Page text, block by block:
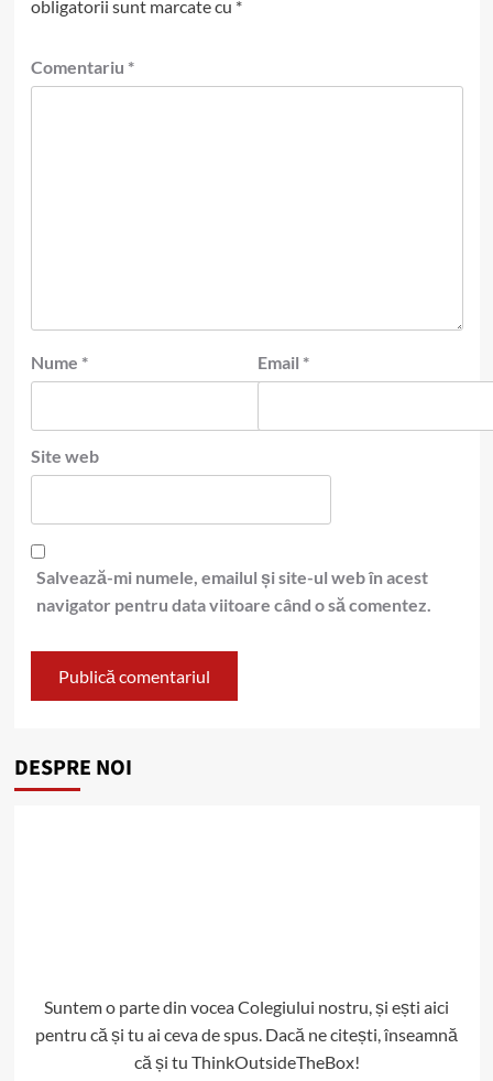
obligatorii sunt marcate cu *
Comentariu *
Nume * Email *
Site web
Salvează-mi numele, emailul și site-ul web în acest
navigator pentru data viitoare când o să comentez.
DESPRE NOI
Suntem o parte din vocea Colegiului nostru, și ești aici
pentru că și tu ai ceva de spus. Dacă ne citești, înseamnă
că și tu ThinkOutsideTheBox!